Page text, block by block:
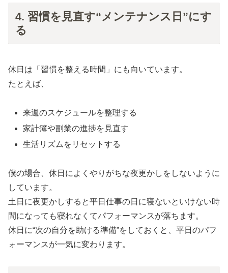
4. 習慣を見直す“メンテナンス日”にす
る
休日は「習慣を整える時間」にも向いています。
たとえば、
来週のスケジュールを整理する
家計簿や副業の進捗を見直す
生活リズムをリセットする
僕の場合、休日によくやりがちな夜更かしをしないように
しています。
土日に夜更かしすると平日仕事の日に寝ないといけない時
間になっても寝れなくてパフォーマンスが落ちます。
休日に“次の自分を助ける準備”をしておくと、平日のパフ
ォーマンスが一気に変わります。